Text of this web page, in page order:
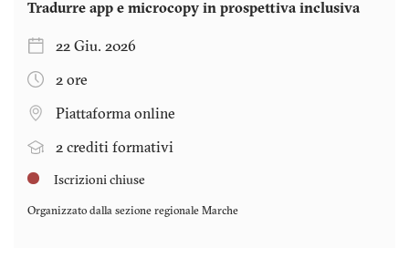
Tradurre app e microcopy in prospettiva inclusiva
22 Giu. 2026
2 ore
Piattaforma online
2 crediti formativi
Iscrizioni chiuse
Organizzato dalla sezione regionale Marche